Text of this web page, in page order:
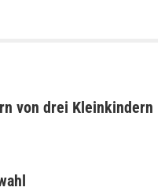
von drei Kleinkindern